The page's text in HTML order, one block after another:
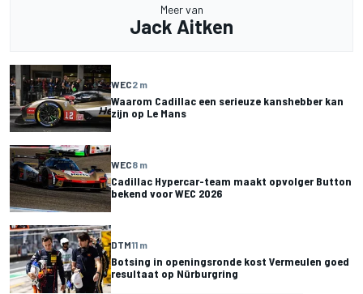
Meer van
Jack Aitken
WEC2 m
Waarom Cadillac een serieuze kanshebber kan
zijn op Le Mans
WEC8 m
Cadillac Hypercar-team maakt opvolger Button
bekend voor WEC 2026
DTM11 m
Botsing in openingsronde kost Vermeulen goed
resultaat op Nürburgring